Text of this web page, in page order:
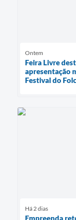
Ontem
Feira Livre
apresentação
Festival do
Há 2 dias
Empreenda